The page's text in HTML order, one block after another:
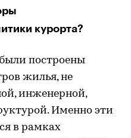
курорта?
построены
жилья, не
инженерной,
Именно эти
в рамках